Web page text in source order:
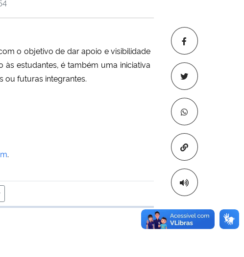
Copiar para
o objetivo de dar apoio e visibilidade
estudantes, é também uma iniciativa
ou futuras integrantes.
.
de transferência